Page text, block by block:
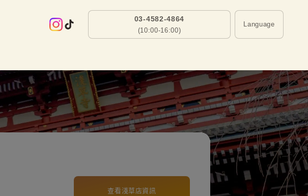
03-4582-4864
(10:00-16:00)
Language
查看淺草店資訊